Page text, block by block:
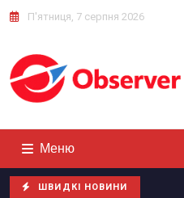
П'ятниця, 7 серпня 2026
Меню
ШВИДКІ НОВИНИ